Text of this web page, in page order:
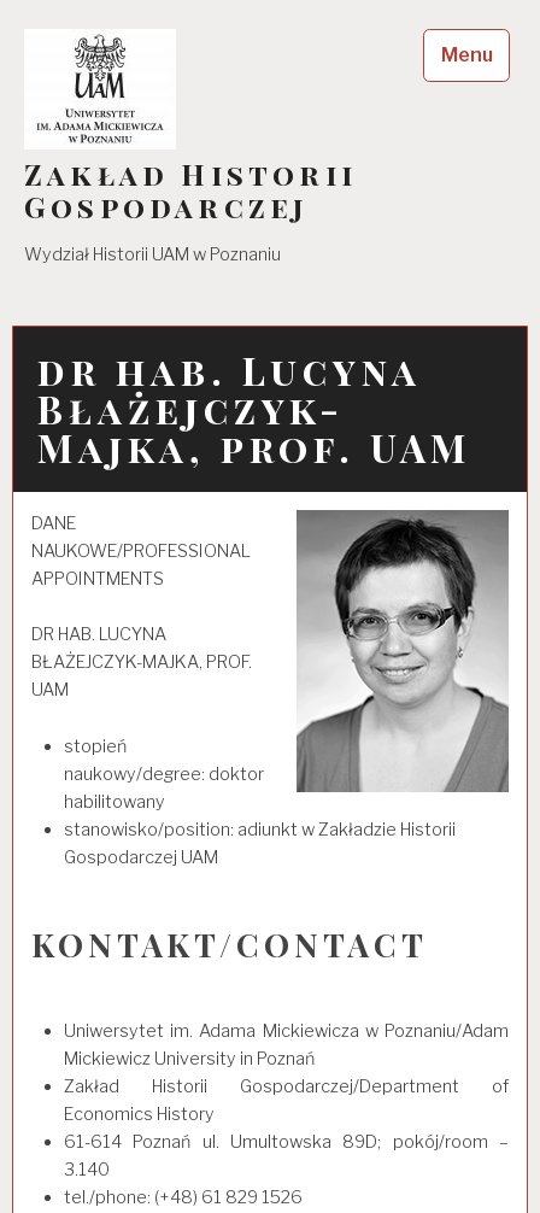
Zakład Historii
Gospodarczej
Wydział Historii UAM w Poznaniu
Menu
dr hab. Lucyna
Błażejczyk-
Majka, prof. UAM
DANE
NAUKOWE/PROFESSIONAL
APPOINTMENTS
DR HAB. LUCYNA
BŁAŻEJCZYK-MAJKA, PROF.
UAM
stopień
naukowy/degree: doktor
habilitowany
stanowisko/position: adiunkt w Zakładzie Historii
Gospodarczej UAM
KONTAKT/CONTACT
Uniwersytet im. Adama Mickiewicza w Poznaniu/Adam
Mickiewicz University in Poznań
Zakład Historii Gospodarczej/Department of
Economics History
61-614 Poznań ul. Umultowska 89D; pokój/room –
3.140
tel./phone: (+48) 61 829 1526